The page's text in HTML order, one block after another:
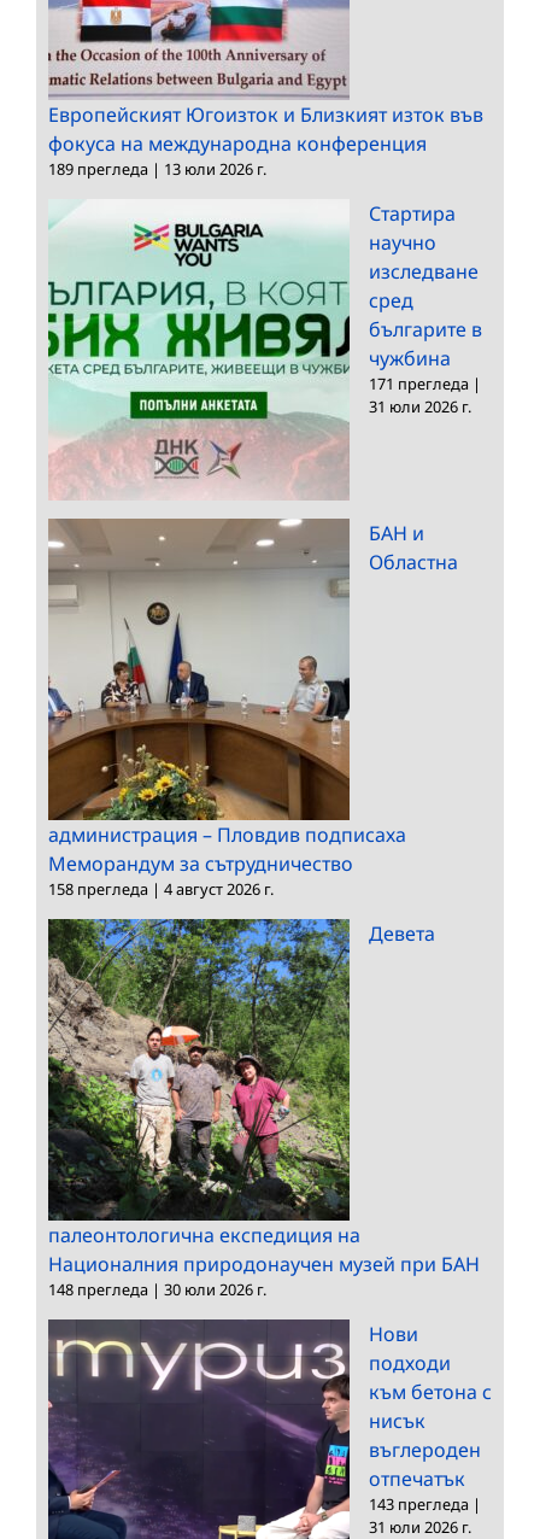
Европейският Югоизток и Близкият изток във
фокуса на международна конференция
189 прегледа | 13 юли 2026 г.
Стартира
научно
изследване
сред
българите в
чужбина
171 прегледа |
31 юли 2026 г.
БАН и
Областна
администрация – Пловдив подписаха
Меморандум за сътрудничество
158 прегледа | 4 август 2026 г.
Девета
палеонтологична експедиция на
Националния природонаучен музей при БАН
148 прегледа | 30 юли 2026 г.
Нови
подходи
към бетона с
нисък
въглероден
отпечатък
143 прегледа |
31 юли 2026 г.